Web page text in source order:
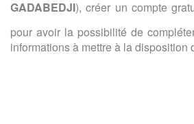
GADABEDJI), créer un compte
pour avoir la possibilité de
informations à mettre à la disposition